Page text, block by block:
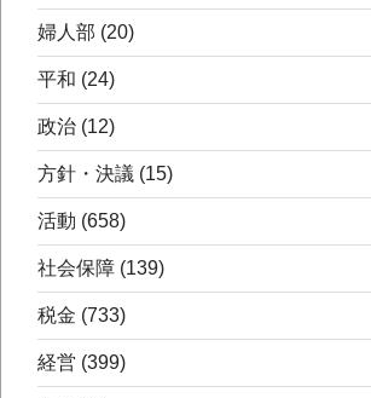
婦人部 (20)
平和 (24)
政治 (12)
方針・決議 (15)
活動 (658)
社会保障 (139)
税金 (733)
経営 (399)